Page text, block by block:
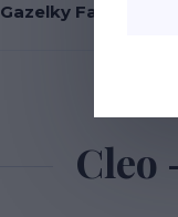
Gazelky Fashion
Cleo